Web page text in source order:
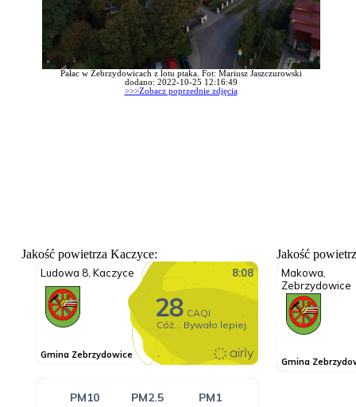
Pałac w Zebrzydowicach z lotu ptaka. Fot: Mariusz Jaszczurowski
dodano: 2022-10-25 12:16:49
>>>Zobacz poprzednie zdjęcia
Jakość powietrza Kaczyce: Jakość